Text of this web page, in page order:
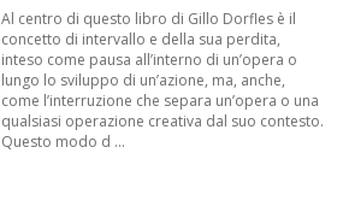
Al centro di questo libro di Gillo Dorfles è il
concetto di intervallo e della sua perdita,
inteso come pausa all’interno di un’opera o
lungo lo sviluppo di un’azione, ma, anche,
come l’interruzione che separa un’opera o una
qualsiasi operazione creativa dal suo contesto.
Questo modo d ...